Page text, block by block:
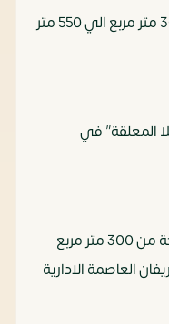
دوبلكس: تبدا المساحة من 300 متر مربع الي 550 متر
المعلقة” في
الفيلات المستقلة : تبدا المساحة من 300 متر مربع
العاصمة الادارية